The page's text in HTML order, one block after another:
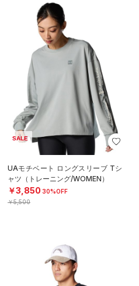
SALE
UAモチベート ロングスリーブ Tシ
ャツ（トレーニング/WOMEN）
￥3,850 30%OFF
￥5,500